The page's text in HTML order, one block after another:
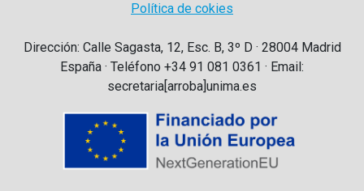
Política de cokies
Dirección: Calle Sagasta, 12, Esc. B, 3º D · 28004 Madrid
España · Teléfono +34 91 081 0361 · Email:
secretaria[arroba]unima.es